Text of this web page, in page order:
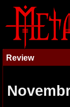
Review